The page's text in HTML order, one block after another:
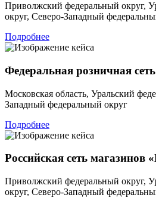
Приволжский федеральный округ,
округ, Северо-Западный
Подробнее
Федеральная розничная
Московская область, Уральский
Западный федеральный округ
Подробнее
Российская сеть магазинов
Приволжский федеральный округ,
округ, Северо-Западный